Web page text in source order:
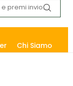
Chi Siamo